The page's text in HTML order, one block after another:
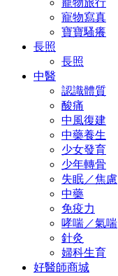
寵物旅行
寵物寫真
寶寶騷癢
長照
長照
中醫
認識體質
酸痛
中風復建
中藥養生
少女發育
少年轉骨
失眠／焦慮
中藥
免疫力
哮喘／氣喘
針灸
婦科生育
好醫師商城